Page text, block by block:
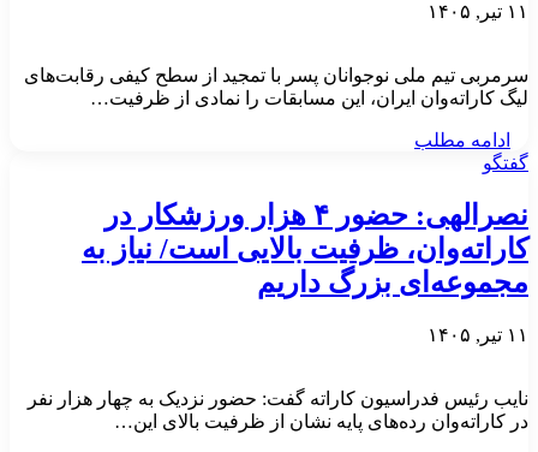
۱۱ تیر, ۱۴۰۵
سرمربی تیم ملی نوجوانان پسر با تمجید از سطح کیفی رقابت‌های
لیگ کاراته‌وان ایران، این مسابقات را نمادی از ظرفیت…
ادامه مطلب
گفتگو
نصرالهی: حضور ۴ هزار ورزشکار در
کاراته‌وان، ظرفیت بالایی است/ نیاز به
مجموعه‌ای بزرگ داریم
۱۱ تیر, ۱۴۰۵
نایب رئیس فدراسیون کاراته گفت: حضور نزدیک به چهار هزار نفر
در کاراته‌وان رده‌های پایه نشان از ظرفیت بالای این…